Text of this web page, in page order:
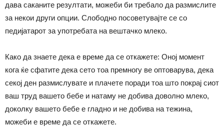
дава саканите резултати, можеби би требало да размислите
за некои други опции. Слободно посоветувајте се со
педијатарот за употребата на вештачко млеко.
Како да знаете дека е време да се откажете: Оној момент
кога ќе сфатите дека сето тоа премногу ве оптоварува, дека
секој ден размислувате и плачете поради тоа што покрај сиот
ваш труд вашето бебе и натаму не добива доволно млеко,
доколку вашето бебе е гладно и не добива на тежина,
можеби е време да се откажете.